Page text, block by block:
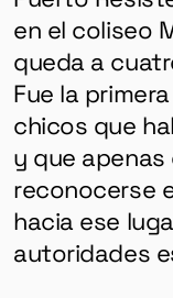
en el coliseo
queda a
Fue la
chicos que
y que
reconocerse
hacia ese
autoridades